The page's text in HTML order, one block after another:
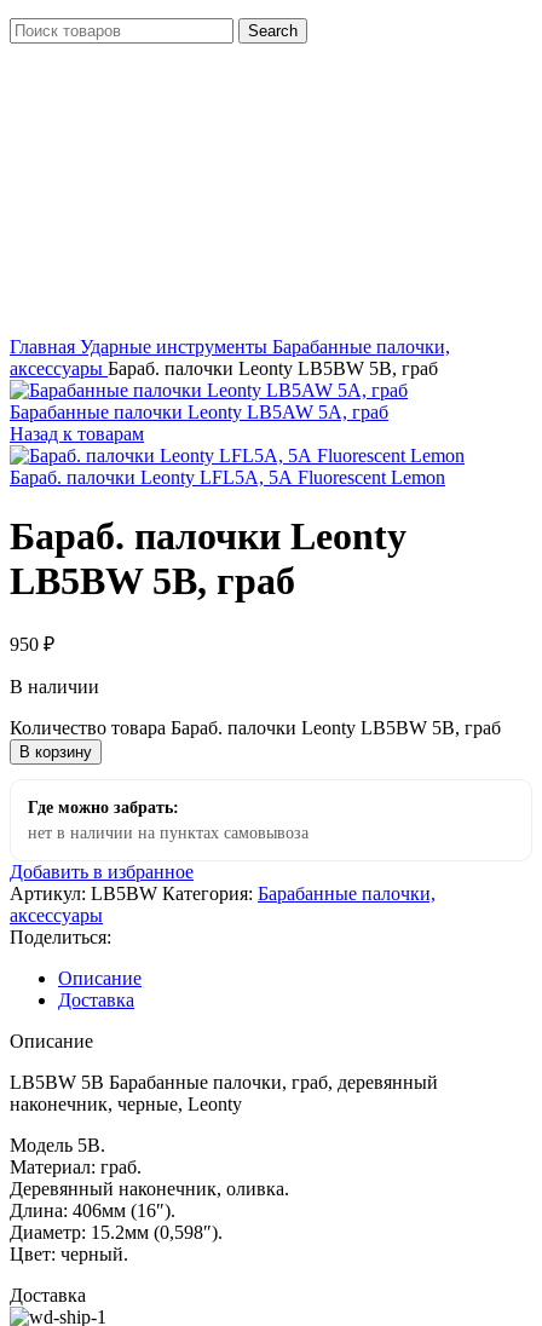
Search
Главная Ударные инструменты Барабанные палочки,
аксессуары Бараб. палочки Leonty LB5BW 5B, граб
Барабанные палочки Leonty LB5AW 5А, граб
Назад к товарам
Бараб. палочки Leonty LFL5A, 5А Fluorescent Lemon
Бараб. палочки Leonty
LB5BW 5B, граб
950 ₽
В наличии
Количество товара Бараб. палочки Leonty LB5BW 5B, граб
В корзину
Где можно забрать:
нет в наличии на пунктах самовывоза
Добавить в избранное
Артикул: LB5BW Категория: Барабанные палочки,
аксессуары
Поделиться:
Описание
Доставка
Описание
LB5BW 5B Барабанные палочки, граб, деревянный
наконечник, черные, Leonty
Модель 5B.
Материал: граб.
Деревянный наконечник, оливка.
Длина: 406мм (16″).
Диаметр: 15.2мм (0,598″).
Цвет: черный.
Доставка